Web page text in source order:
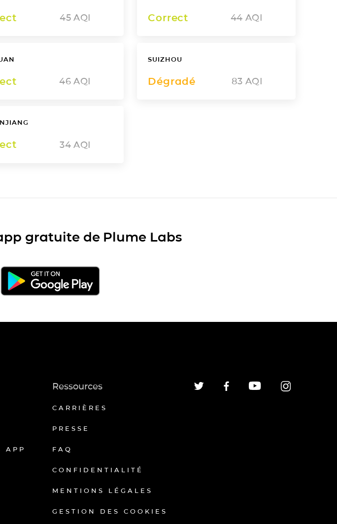
45 AQI Correct 44 AQI
46 AQI
SUIZHOU
Dégradé 83 AQI
34 AQI
gratuite de Plume Labs
APP
Ressources
CARRIÈRES
PRESSE
FAQ
CONFIDENTIALITÉ
MENTIONS LÉGALES
GESTION DES COOKIES